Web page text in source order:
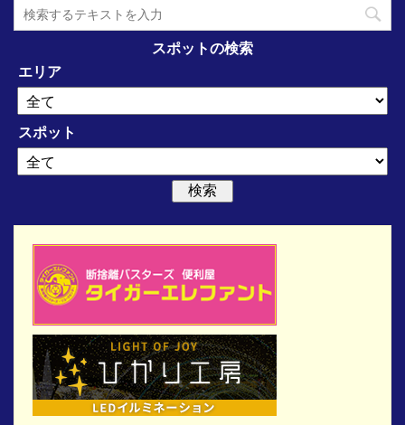
スポットの検索
エリア
スポット